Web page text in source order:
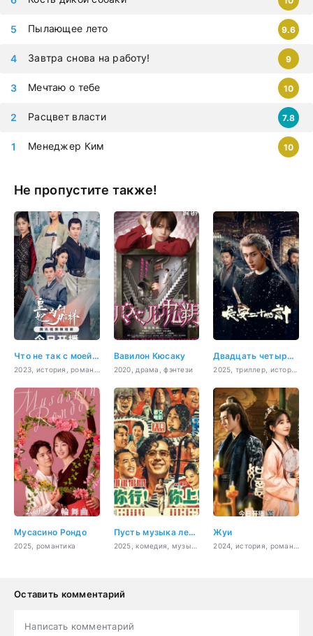
Менеджер Ким 10
Расцвет власти 7.8
Мечтаю о тебе 10
Завтра снова на работу! 9
Пылающее лето 9.6
Не пропустите также!
Что не так с моей принцессой Вавилон Кюсаку
2020, драма, фэнтези
Двадцать четыре стратегии Чанъаня
2025, триллер, история, мистика
Мусасино Рондо
2025, романтика
Пусть музыка летит! Жуи
Оставить комментарий
Написать комментарий